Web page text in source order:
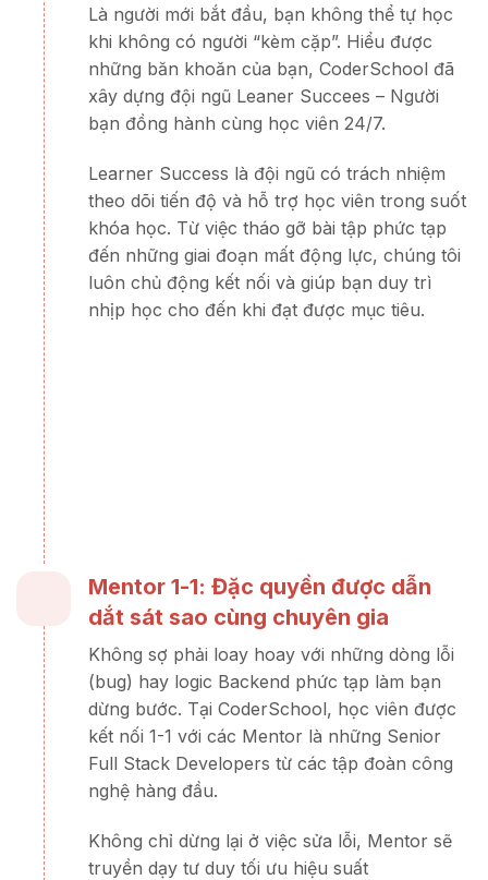
Là người mới bắt đầu, bạn không thể tự học
khi không có người “kèm cặp”. Hiểu được
những băn khoăn của bạn, CoderSchool đã
xây dựng đội ngũ Leaner Succees – Người
bạn đồng hành cùng học viên 24/7.
Learner Success là đội ngũ có trách nhiệm
theo dõi tiến độ và hỗ trợ học viên trong suốt
khóa học. Từ việc tháo gỡ bài tập phức tạp
đến những giai đoạn mất động lực, chúng tôi
luôn chủ động kết nối và giúp bạn duy trì
nhịp học cho đến khi đạt được mục tiêu.
Mentor 1-1: Đặc quyền được dẫn
dắt sát sao cùng chuyên gia
Không sợ phải loay hoay với những dòng lỗi
(bug) hay logic Backend phức tạp làm bạn
dừng bước. Tại CoderSchool, học viên được
kết nối 1-1 với các Mentor là những Senior
Full Stack Developers từ các tập đoàn công
nghệ hàng đầu.
Không chỉ dừng lại ở việc sửa lỗi, Mentor sẽ
truyền dạy tư duy tối ưu hiệu suất